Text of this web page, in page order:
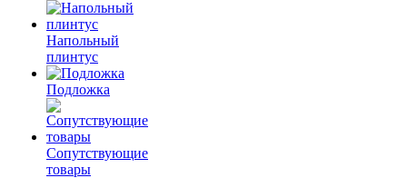
Напольный
плинтус
Подложка
Сопутствующие
товары